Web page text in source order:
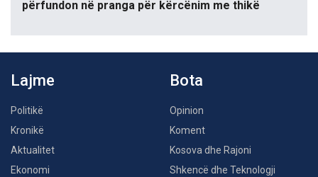
përfundon në pranga për kërcënim me thikë
Lajme
Politikë
Kronikë
Aktualitet
Ekonomi
Bota
Opinion
Koment
Kosova dhe Rajoni
Shkencë dhe Teknologji